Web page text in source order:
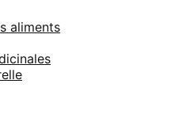
aliments